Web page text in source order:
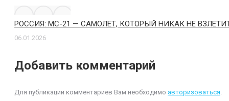
РОССИЯ: МС-21 — САМОЛЕТ, КОТОРЫЙ НИКАК НЕ
06.01.2026
Добавить комментарий
Для публикации комментариев Вам необходимо авторизоваться.